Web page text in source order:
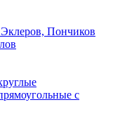
Пончиков
с